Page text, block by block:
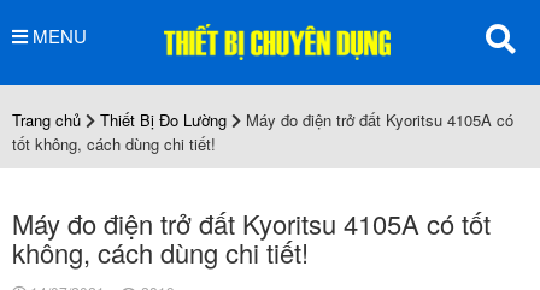
MENU
Trang chủ Thiết Bị Đo Lường
Máy đo điện trở đất Kyoritsu 4105A có
tốt không, cách dùng chi tiết!
Máy đo điện trở đất Kyoritsu 4105A có tốt
không, cách dùng chi tiết!